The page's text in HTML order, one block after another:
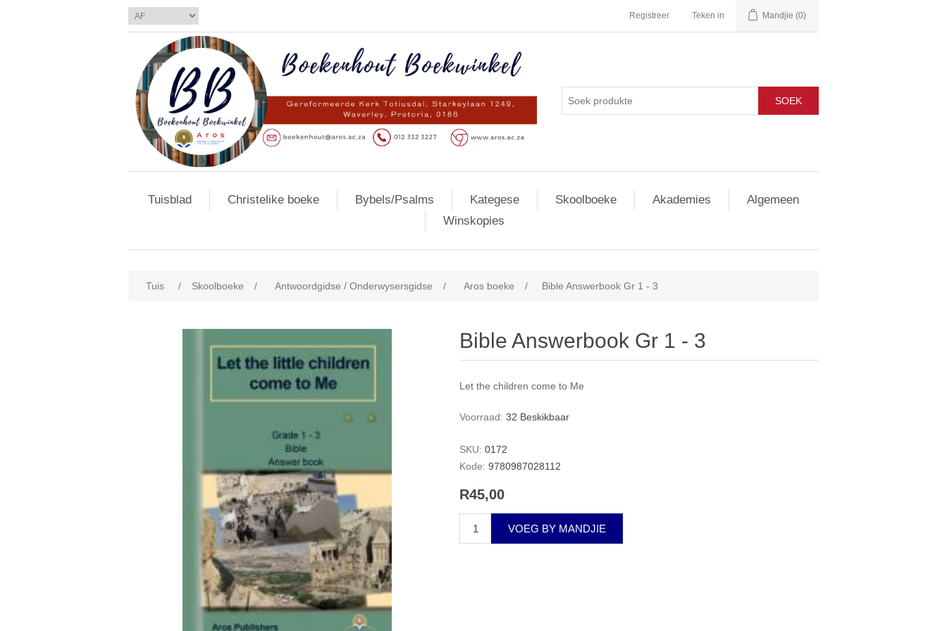
Registreer Teken in Mandjie (0)
SOEK
Tuisblad Christelike boeke Bybels/Psalms Kategese Skoolboeke Akademies
Algemeen
Winskopies
Tuis / Skoolboeke / Antwoordgidse / Onderwysersgidse / Aros boeke / Bible Answerbook Gr 1 - 3
Bible Answerbook Gr 1 - 3
Let the children come to Me
Voorraad: 32 Beskikbaar
SKU: 0172
Kode: 9780987028112
R45,00
VOEG BY MANDJIE